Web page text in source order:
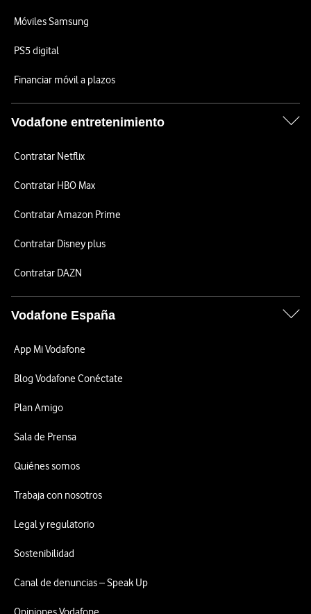
Móviles Samsung
PS5 digital
Financiar móvil a plazos
Vodafone entretenimiento
Contratar Netflix
Contratar HBO Max
Contratar Amazon Prime
Contratar Disney plus
Contratar DAZN
Vodafone España
App Mi Vodafone
Blog Vodafone Conéctate
Plan Amigo
Sala de Prensa
Quiénes somos
Trabaja con nosotros
Legal y regulatorio
Sostenibilidad
Canal de denuncias – Speak Up